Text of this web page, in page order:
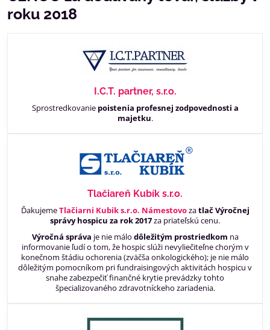
roku 2018
I.C.T. partner, s.r.o.
Sprostredkovanie poistenia profesnej zodpovednosti a
majetku.
Tlačiareň Kubík s.r.o.
ĎakujemeTlačiarni Kubik s.r.o. Námestovozatlač Výročnej
správy hospicu za rok 2017za priateľskú cenu.
Výročná správa je nie málo dôležitým prostriedkom na
informovanie ľudí o tom, že hospic slúži nevyliečiteľne chorým v
konečnom štádiu ochorenia (zväčša onkologického); je nie málo
dôležitým pomocníkom pri fundraisingových aktivitách hospicu v
snahe zabezpečiť finančné krytie prevádzky tohto
špecializovaného zdravotníckeho zariadenia.